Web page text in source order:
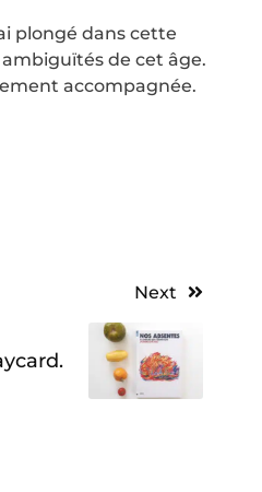
plongé dans cette
de cet âge.
accompagnée.
Next